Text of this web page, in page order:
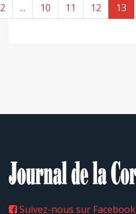
2 ... 10 11 12 13
Suivez-nous sur Facebook